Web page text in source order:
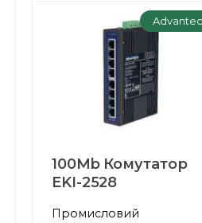
100Mb Комутатор
EKI-2528
Промисловий